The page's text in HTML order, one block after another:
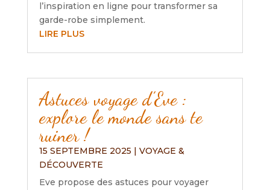
l’inspiration en ligne pour transformer sa
garde-robe simplement.
LIRE PLUS
Astuces voyage d’Eve :
explore le monde sans te
ruiner !
15 SEPTEMBRE 2025 | VOYAGE &
DÉCOUVERTE
Eve propose des astuces pour voyager